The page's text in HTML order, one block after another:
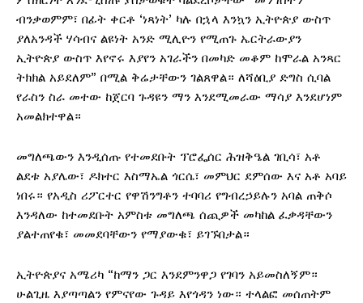
ብንቃወምም፣ በፊት ቀርቶ ‘ነጻነት’ ካሉ በኋላ እንኳን ኢትዮጵያ ውስጥ
ያለአንዳች ሃሳብና ልዩነት አንድ ሚሊዮን የሚጠጉ ኤርትራውያን
ኢትዮጵያ ውስጥ እየኖሩ እያየን አገራችን በመካድ መቆም ከሞራል አንጻር
ትክክል አይደለም” በሚል ቅሬታቸውን ገልጸዋል። ለሻዕቢያ ድግስ ሲባል
የራስን ስራ መተው ከጀርባ ጉዳዩን ማን እንደሚመራው ማሳያ እንደሆነም
አመልክተዋል።
መግለጫውን እንዲሰጡ የተመደቡት ፕሮፌሰር ሕዝቅዔል ገቢሳ፣ አቶ
ልደቱ አያሌው፣ ዶክተር እስማኤል ጎርሴ፣ መምህር ደምሰው እና አቶ አባይ
ነበሩ። የአዲስ ሪፖርተር የዋሽንግቶን ተባባሪ የግብረኃይሉን አባል ጠቅሶ
እንዳለው ከተመደቡት አምስቱ መግለጫ ሰጪዎች መካከል ፈቃዳቸውን
ያልተጠየቁ፣ መመደባቸውን የማያውቁ፣ ይገኙበታል።
ኢትዮጵያና አሜሪካ “ከማን ጋር እንደምንዋጋ የገባን አይመስለኝም።
ሁልጊዜ እያጣጣልን የምናየው ጉዳይ እየጎዳን ነው። ተላልፎ መሰጠትም